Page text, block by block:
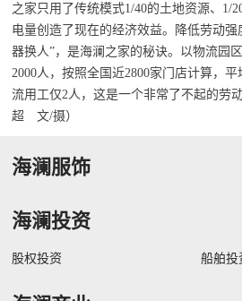
之家只用了传统模式1/40的土地资源、1/
电量创造了现在的经济效益。降低劳动强
器换人”，是海澜之家的秘诀。以物流园
2000人，按照全国近2800家门店计算，
流用工仅2人，这是一个非常了不起的劳
超 文/摄）
海澜服饰
海澜投资
股权投资 船舶投